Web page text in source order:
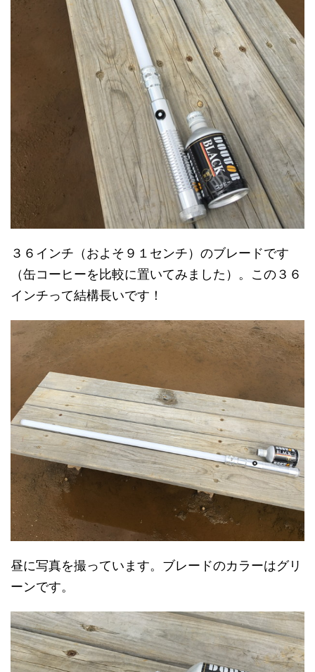
３６インチ（およそ９１センチ）のブレードです
（缶コーヒーを比較に置いてみました）。この３６
インチって結構長いです！
昼に写真を撮っています。ブレードのカラーはグリ
ーンです。